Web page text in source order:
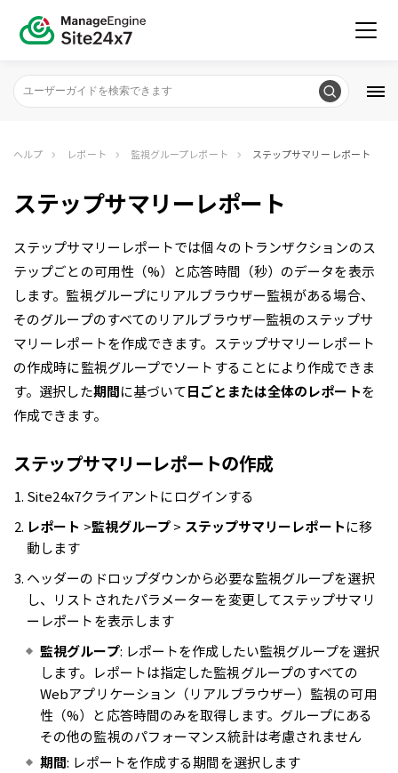
ヘルプ レポート 監視グループレポート ステップサマリーレポート
ステップサマリーレポート
ステップサマリーレポートでは個々のトランザクションのス
テップごとの可用性（%）と応答時間（秒）のデータを表示
します。監視グループにリアルブラウザー監視がある場合、
そのグループのすべてのリアルブラウザ―監視のステップサ
マリーレポートを作成できます。ステップサマリーレポート
の作成時に監視グループでソートすることにより作成できま
す。選択した期間に基づいて日ごとまたは全体のレポートを
作成できます。
ステップサマリーレポートの作成
Site24x7クライアントにログインする
レポート >監視グループ> ステップサマリーレポートに移
動します
ヘッダーのドロップダウンから必要な監視グループを選択
し、リストされたパラメーターを変更してステップサマリ
ーレポートを表示します
監視グループ: レポートを作成したい監視グループを選択
します。レポートは指定した監視グループのすべての
Webアプリケーション（リアルブラウザー）監視の可用
性（%）と応答時間のみを取得します。グループにある
その他の監視のパフォーマンス統計は考慮されません
期間: レポートを作成する期間を選択します